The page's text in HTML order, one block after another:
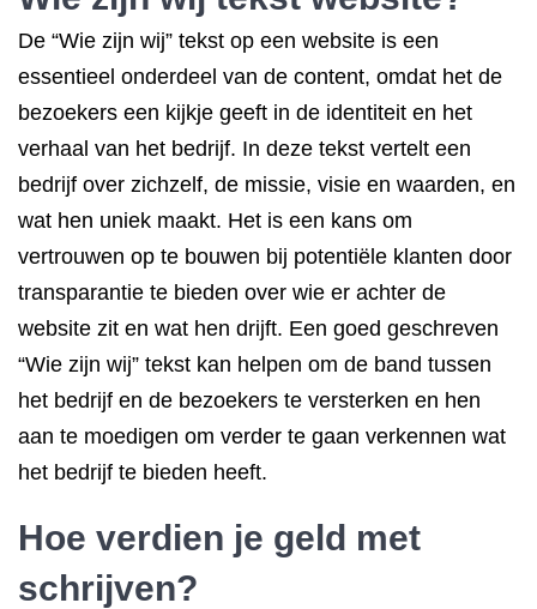
De “Wie zijn wij” tekst op een website is een
essentieel onderdeel van de content, omdat het de
bezoekers een kijkje geeft in de identiteit en het
verhaal van het bedrijf. In deze tekst vertelt een
bedrijf over zichzelf, de missie, visie en waarden, en
wat hen uniek maakt. Het is een kans om
vertrouwen op te bouwen bij potentiële klanten door
transparantie te bieden over wie er achter de
website zit en wat hen drijft. Een goed geschreven
“Wie zijn wij” tekst kan helpen om de band tussen
het bedrijf en de bezoekers te versterken en hen
aan te moedigen om verder te gaan verkennen wat
het bedrijf te bieden heeft.
Hoe verdien je geld met
schrijven?